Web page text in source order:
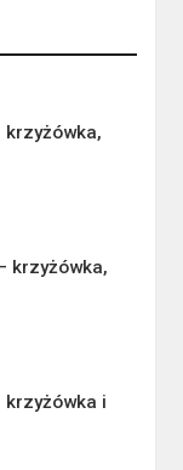
krzyżówka,
krzyżówka,
i